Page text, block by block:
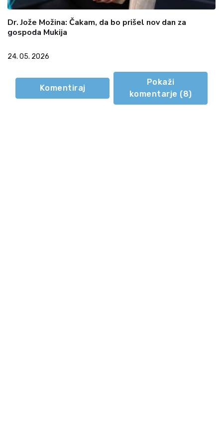
Dr. Jože Možina: Čakam, da bo prišel nov dan za
gospoda Mukija
24. 05. 2026
Komentiraj
Pokaži
komentarje (8)